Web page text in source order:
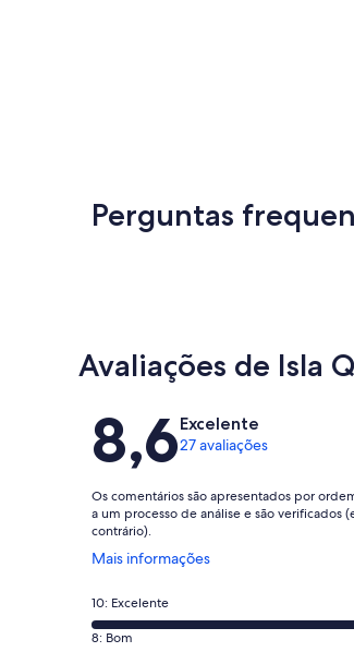
Perguntas
Avaliações de Isla
Avaliações
8,6Excelente
27 avaliações
Os comentários são apresentados por
a um processo de análise e são verificados
contrário).
Mais informações
Abre
nova
janela
Pontuação
de
10: Excelente
Pontuação
8: Bom